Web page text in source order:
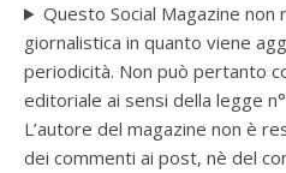
Questo Social Magazine
giornalistica in quanto viene
periodicità. Non può pertanto
editoriale ai sensi della legge
L’autore del magazine non è
dei commenti ai post, nè del